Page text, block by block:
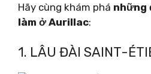
Hãy cùng khám phá những
làm ở Aurillac:
1. LÂU ĐÀI SAINT-